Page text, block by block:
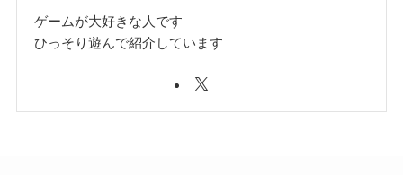
ゲームが大好きな人です
ひっそり遊んで紹介しています